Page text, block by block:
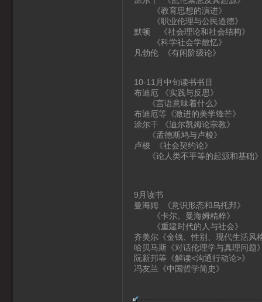
《教育思想的演进》
《职业伦理与公民道德》
默顿 《社会理论和社会结构》
《科学社会学散忆》
凡勃伦 《有闲阶级论》
10-11月中旬读书书目
布迪厄 《实践与反思》
《言语意味着什么》
布迪厄等《激进的美学锋芒》
涂尔干 《迪尔凯姆论宗教》
《孟德斯鸠与卢梭》
卢梭 《社会契约论》
《论人类不平等的起源和基础》
9月读书
曼海姆 《意识形态和乌托邦》
《卡尔。曼海姆精粹》
《重建时代的人与社会》
齐美尔《金钱、性别、现代生活风
哈贝马斯《对话伦理学与真理问题
阮新邦等《解读<沟通行动论>》
冯友兰《中国哲学简史》